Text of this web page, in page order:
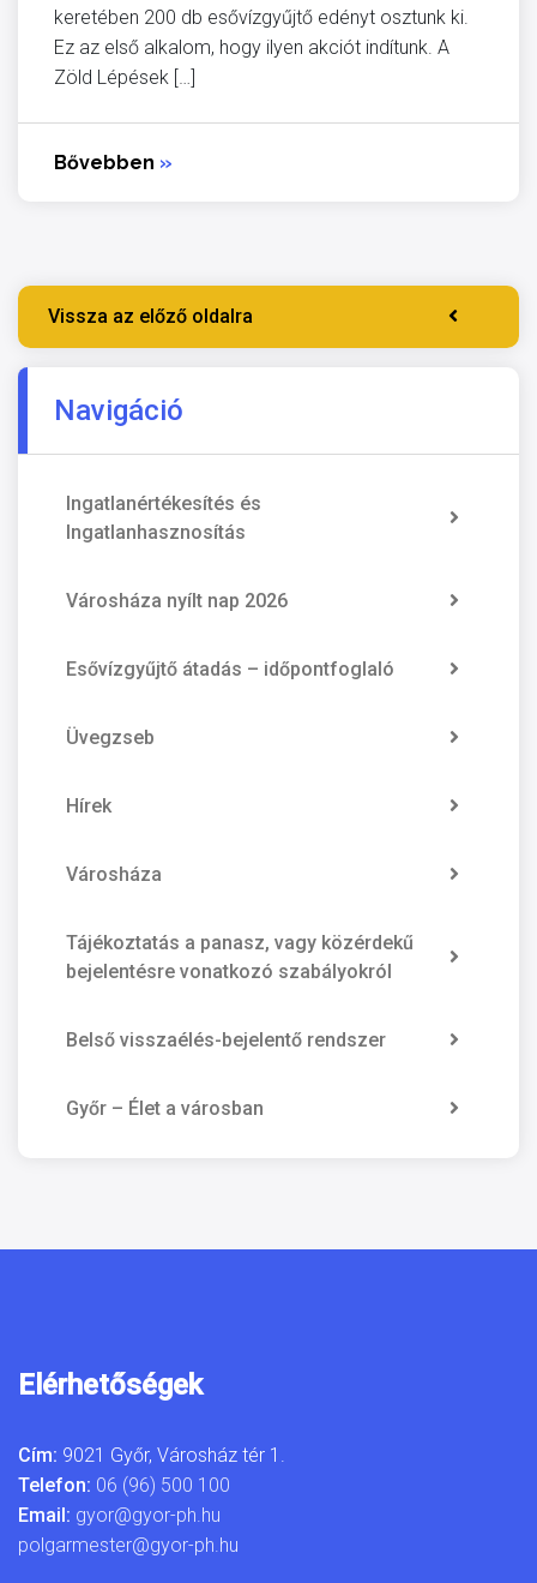
keretében 200 db esővízgyűjtő edényt osztunk ki.
Ez az első alkalom, hogy ilyen akciót indítunk. A
Zöld Lépések […]
Bővebben »
Vissza az előző oldalra
Navigáció
Ingatlanértékesítés és
Ingatlanhasznosítás
Városháza nyílt nap 2026
Esővízgyűjtő átadás – időpontfoglaló
Üvegzseb
Hírek
Városháza
Tájékoztatás a panasz, vagy közérdekű
bejelentésre vonatkozó szabályokról
Belső visszaélés-bejelentő rendszer
Győr – Élet a városban
Elérhetőségek
Cím: 9021 Győr, Városház tér 1.
Telefon: 06 (96) 500 100
Email: gyor@gyor-ph.hu
polgarmester@gyor-ph.hu